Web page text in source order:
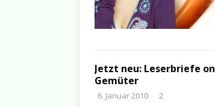
Jetzt neu: Leserbriefe
Gemüter
6. Januar 2010 2